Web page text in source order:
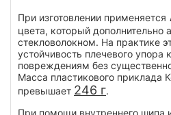
При изготовлении применяется
цвета, который дополнительно
стекловолокном. На практике
устойчивость плечевого упора
повреждениям без
Масса пластикового приклада
превышает 246 г.
При помощи внутреннего шипа